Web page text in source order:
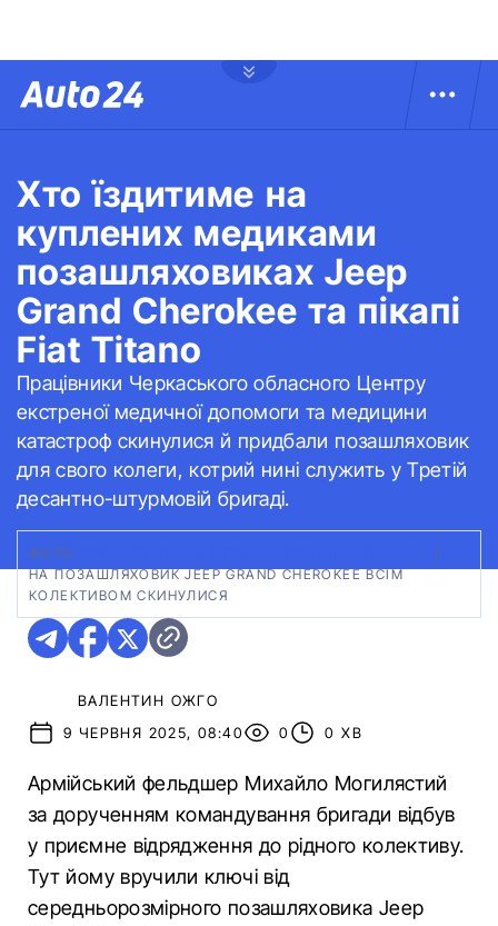
Хто їздитиме на
куплених медиками
позашляховиках Jeep
Grand Cherokee та пікапі
Fiat Titano
Працівники Черкаського обласного Центру
екстреної медичної допомоги та медицини
катастроф скинулися й придбали позашляховик
для свого колеги, котрий нині служить у Третій
десантно-штурмовій бригаді.
ФОТО:
НА ПОЗАШЛЯХОВИК JEEP GRAND CHEROKEE ВСІМ
КОЛЕКТИВОМ СКИНУЛИСЯ
ВАЛЕНТИН ОЖГО
9 ЧЕРВНЯ 2025, 08:40
0 0 ХВ
Армійський фельдшер Михайло Могилястий
за дорученням командування бригади відбув
у приємне відрядження до рідного колективу.
Тут йому вручили ключі від
середньорозмірного позашляховика Jeep